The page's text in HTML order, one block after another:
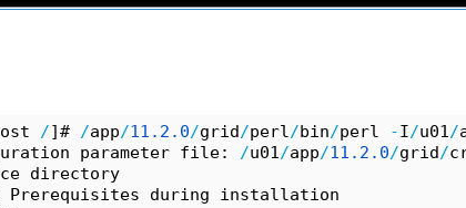
/]# /app/11. 2. 0/grid/perl/bin/perl -I/u01/
parameter file: /u01/app/11. 2. 0/grid/
directory
Prerequisites during installation